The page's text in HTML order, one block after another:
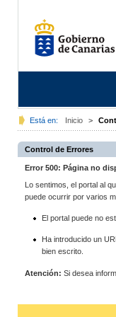
Está en: Inicio >
Control de Errores
Error 500: Página no
Lo sentimos, el portal al
puede ocurrir por varios
El portal puede no
Ha introducido un
bien escrito.
Atención: Si desea